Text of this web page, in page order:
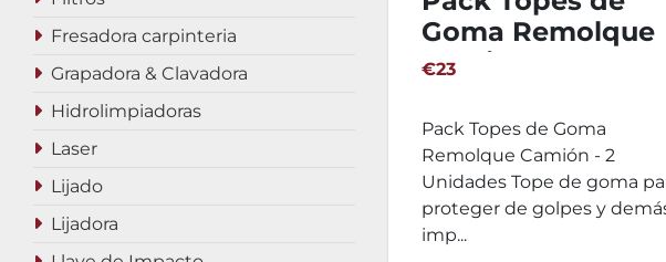
Fresadora carpinteria
Grapadora & Clavadora
Hidrolimpiadoras
Laser
Lijado
Lijadora
Goma Remolque
Camion - 2
€23
Pack Topes de Goma
Remolque Camión - 2
Unidades Tope de goma
proteger de golpes y
imp...